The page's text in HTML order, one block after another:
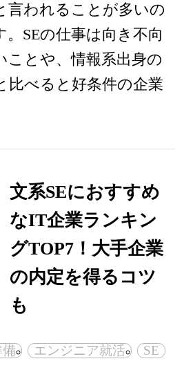
言われることが多いの
。SEの仕事は向き不向
ことや、情報系出身の
比べると好条件の企業
文系SEにおすすめ
なIT企業ランキン
グTOP7！大手企業
の内定を得るコツ
も
備 エンジニア就活
SE